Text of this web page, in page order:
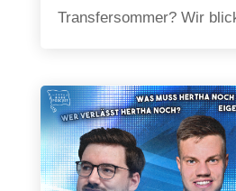
Transfersommer? Wir